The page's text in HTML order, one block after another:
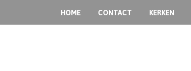
HOME CONTACT KERKEN